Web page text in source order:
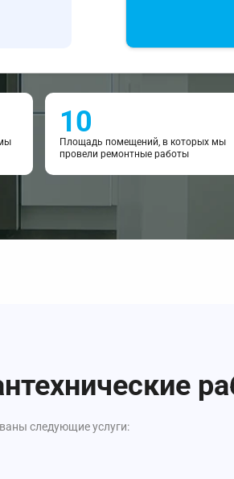
10
Площадь помещений, в которых мы
провели ремонтные работы
следующие услуги: